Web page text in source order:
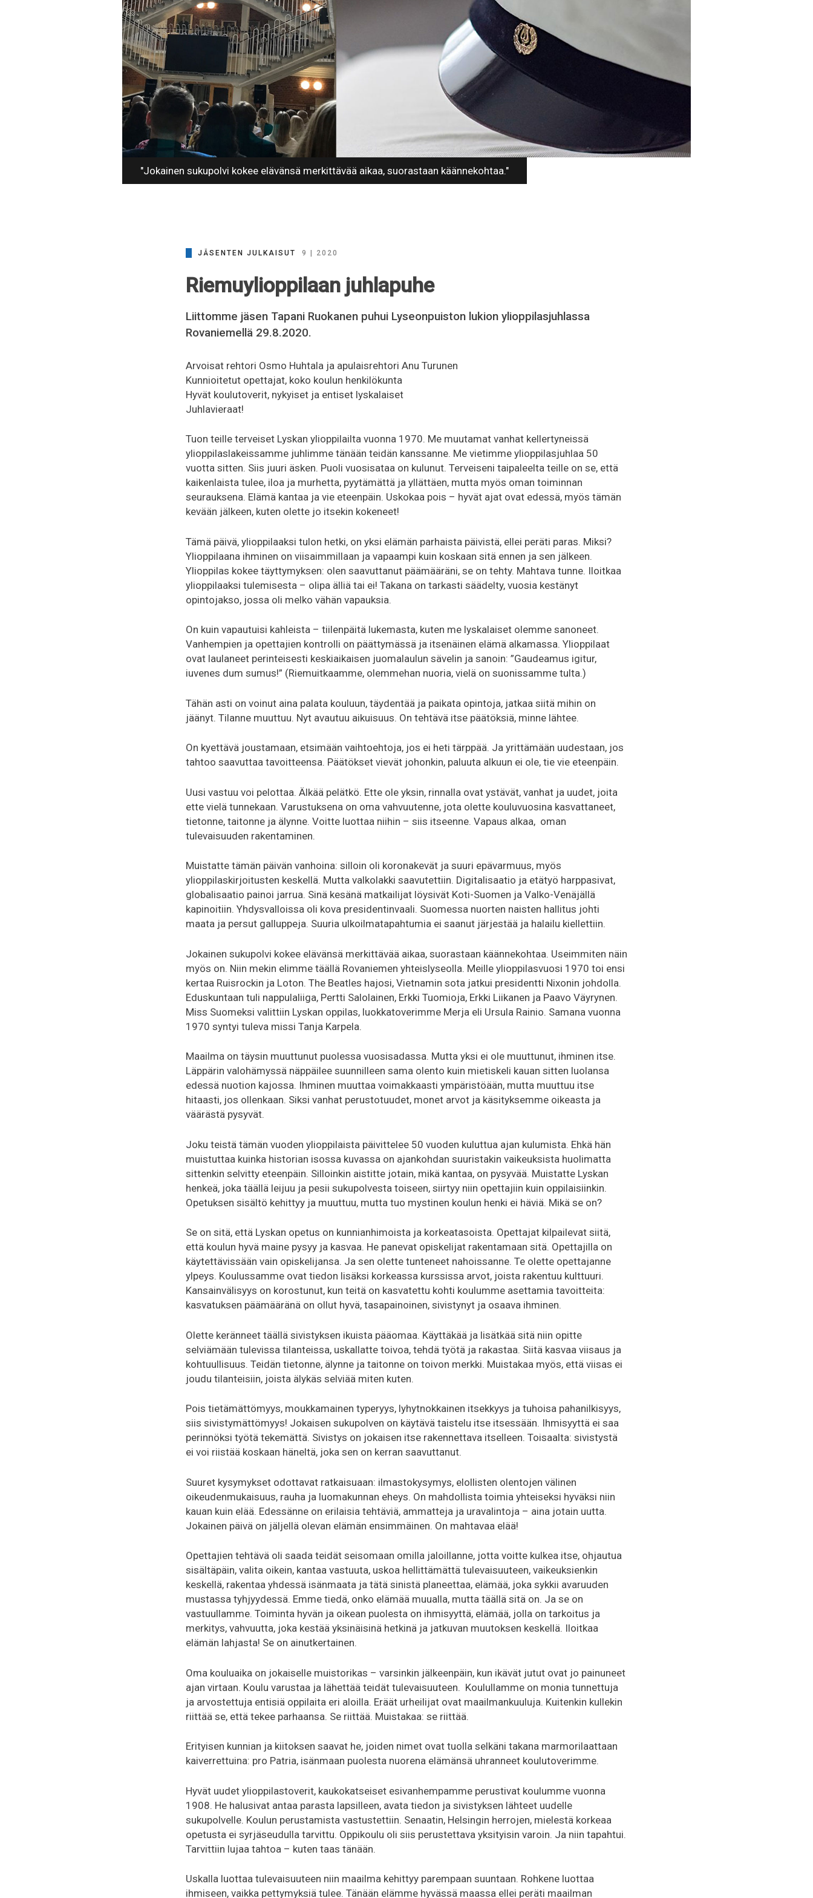
"Jokainen sukupolvi kokee elävänsä merkittävää aikaa, suorastaan käännekohtaa."
JÄSENTEN JULKAISUT 9 | 2020
Riemuylioppilaan juhlapuhe
Liittomme jäsen Tapani Ruokanen puhui Lyseonpuiston lukion ylioppilasjuhlassa
Rovaniemellä 29.8.2020.
Arvoisat rehtori Osmo Huhtala ja apulaisrehtori Anu Turunen
Kunnioitetut opettajat, koko koulun henkilökunta
Hyvät koulutoverit, nykyiset ja entiset lyskalaiset
Juhlavieraat!
Tuon teille terveiset Lyskan ylioppilailta vuonna 1970. Me muutamat vanhat kellertyneissä
ylioppilaslakeissamme juhlimme tänään teidän kanssanne. Me vietimme ylioppilasjuhlaa 50
vuotta sitten. Siis juuri äsken. Puoli vuosisataa on kulunut. Terveiseni taipaleelta teille on se, että
kaikenlaista tulee, iloa ja murhetta, pyytämättä ja yllättäen, mutta myös oman toiminnan
seurauksena. Elämä kantaa ja vie eteenpäin. Uskokaa pois – hyvät ajat ovat edessä, myös tämän
kevään jälkeen, kuten olette jo itsekin kokeneet!
Tämä päivä, ylioppilaaksi tulon hetki, on yksi elämän parhaista päivistä, ellei peräti paras. Miksi?
Ylioppilaana ihminen on viisaimmillaan ja vapaampi kuin koskaan sitä ennen ja sen jälkeen.
Ylioppilas kokee täyttymyksen: olen saavuttanut päämääräni, se on tehty. Mahtava tunne. Iloitkaa
ylioppilaaksi tulemisesta – olipa älliä tai ei! Takana on tarkasti säädelty, vuosia kestänyt
opintojakso, jossa oli melko vähän vapauksia.
On kuin vapautuisi kahleista – tiilenpäitä lukemasta, kuten me lyskalaiset olemme sanoneet.
Vanhempien ja opettajien kontrolli on päättymässä ja itsenäinen elämä alkamassa. Ylioppilaat
ovat laulaneet perinteisesti keskiaikaisen juomalaulun sävelin ja sanoin: ”Gaudeamus igitur,
iuvenes dum sumus!” (Riemuitkaamme, olemmehan nuoria, vielä on suonissamme tulta.)
Tähän asti on voinut aina palata kouluun, täydentää ja paikata opintoja, jatkaa siitä mihin on
jäänyt. Tilanne muuttuu. Nyt avautuu aikuisuus. On tehtävä itse päätöksiä, minne lähtee.
On kyettävä joustamaan, etsimään vaihtoehtoja, jos ei heti tärppää. Ja yrittämään uudestaan, jos
tahtoo saavuttaa tavoitteensa. Päätökset vievät johonkin, paluuta alkuun ei ole, tie vie eteenpäin.
Uusi vastuu voi pelottaa. Älkää pelätkö. Ette ole yksin, rinnalla ovat ystävät, vanhat ja uudet, joita
ette vielä tunnekaan. Varustuksena on oma vahvuutenne, jota olette kouluvuosina kasvattaneet,
tietonne, taitonne ja älynne. Voitte luottaa niihin – siis itseenne. Vapaus alkaa, oman
tulevaisuuden rakentaminen.
Muistatte tämän päivän vanhoina: silloin oli koronakevät ja suuri epävarmuus, myös
ylioppilaskirjoitusten keskellä. Mutta valkolakki saavutettiin. Digitalisaatio ja etätyö harppasivat,
globalisaatio painoi jarrua. Sinä kesänä matkailijat löysivät Koti-Suomen ja Valko-Venäjällä
kapinoitiin. Yhdysvalloissa oli kova presidentinvaali. Suomessa nuorten naisten hallitus johti
maata ja persut galluppeja. Suuria ulkoilmatapahtumia ei saanut järjestää ja halailu kiellettiin.
Jokainen sukupolvi kokee elävänsä merkittävää aikaa, suorastaan käännekohtaa. Useimmiten näin
myös on. Niin mekin elimme täällä Rovaniemen yhteislyseolla. Meille ylioppilasvuosi 1970 toi ensi
kertaa Ruisrockin ja Loton. The Beatles hajosi, Vietnamin sota jatkui presidentti Nixonin johdolla.
Eduskuntaan tuli nappulaliiga, Pertti Salolainen, Erkki Tuomioja, Erkki Liikanen ja Paavo Väyrynen.
Miss Suomeksi valittiin Lyskan oppilas, luokkatoverimme Merja eli Ursula Rainio. Samana vuonna
1970 syntyi tuleva missi Tanja Karpela.
Maailma on täysin muuttunut puolessa vuosisadassa. Mutta yksi ei ole muuttunut, ihminen itse.
Läppärin valohämyssä näppäilee suunnilleen sama olento kuin mietiskeli kauan sitten luolansa
edessä nuotion kajossa. Ihminen muuttaa voimakkaasti ympäristöään, mutta muuttuu itse
hitaasti, jos ollenkaan. Siksi vanhat perustotuudet, monet arvot ja käsityksemme oikeasta ja
väärästä pysyvät.
Joku teistä tämän vuoden ylioppilaista päivittelee 50 vuoden kuluttua ajan kulumista. Ehkä hän
muistuttaa kuinka historian isossa kuvassa on ajankohdan suuristakin vaikeuksista huolimatta
sittenkin selvitty eteenpäin. Silloinkin aistitte jotain, mikä kantaa, on pysyvää. Muistatte Lyskan
henkeä, joka täällä leijuu ja pesii sukupolvesta toiseen, siirtyy niin opettajiin kuin oppilaisiinkin.
Opetuksen sisältö kehittyy ja muuttuu, mutta tuo mystinen koulun henki ei häviä. Mikä se on?
Se on sitä, että Lyskan opetus on kunnianhimoista ja korkeatasoista. Opettajat kilpailevat siitä,
että koulun hyvä maine pysyy ja kasvaa. He panevat opiskelijat rakentamaan sitä. Opettajilla on
käytettävissään vain opiskelijansa. Ja sen olette tunteneet nahoissanne. Te olette opettajanne
ylpeys. Koulussamme ovat tiedon lisäksi korkeassa kurssissa arvot, joista rakentuu kulttuuri.
Kansainvälisyys on korostunut, kun teitä on kasvatettu kohti koulumme asettamia tavoitteita:
kasvatuksen päämääränä on ollut hyvä, tasapainoinen, sivistynyt ja osaava ihminen.
Olette keränneet täällä sivistyksen ikuista pääomaa. Käyttäkää ja lisätkää sitä niin opitte
selviämään tulevissa tilanteissa, uskallatte toivoa, tehdä työtä ja rakastaa. Siitä kasvaa viisaus ja
kohtuullisuus. Teidän tietonne, älynne ja taitonne on toivon merkki. Muistakaa myös, että viisas ei
joudu tilanteisiin, joista älykäs selviää miten kuten.
Pois tietämättömyys, moukkamainen typeryys, lyhytnokkainen itsekkyys ja tuhoisa pahanilkisyys,
siis sivistymättömyys! Jokaisen sukupolven on käytävä taistelu itse itsessään. Ihmisyyttä ei saa
perinnöksi työtä tekemättä. Sivistys on jokaisen itse rakennettava itselleen. Toisaalta: sivistystä
ei voi riistää koskaan häneltä, joka sen on kerran saavuttanut.
Suuret kysymykset odottavat ratkaisuaan: ilmastokysymys, elollisten olentojen välinen
oikeudenmukaisuus, rauha ja luomakunnan eheys. On mahdollista toimia yhteiseksi hyväksi niin
kauan kuin elää. Edessänne on erilaisia tehtäviä, ammatteja ja uravalintoja – aina jotain uutta.
Jokainen päivä on jäljellä olevan elämän ensimmäinen. On mahtavaa elää!
Opettajien tehtävä oli saada teidät seisomaan omilla jaloillanne, jotta voitte kulkea itse, ohjautua
sisältäpäin, valita oikein, kantaa vastuuta, uskoa hellittämättä tulevaisuuteen, vaikeuksienkin
keskellä, rakentaa yhdessä isänmaata ja tätä sinistä planeettaa, elämää, joka sykkii avaruuden
mustassa tyhjyydessä. Emme tiedä, onko elämää muualla, mutta täällä sitä on. Ja se on
vastuullamme. Toiminta hyvän ja oikean puolesta on ihmisyyttä, elämää, jolla on tarkoitus ja
merkitys, vahvuutta, joka kestää yksinäisinä hetkinä ja jatkuvan muutoksen keskellä. Iloitkaa
elämän lahjasta! Se on ainutkertainen.
Oma kouluaika on jokaiselle muistorikas – varsinkin jälkeenpäin, kun ikävät jutut ovat jo painuneet
ajan virtaan. Koulu varustaa ja lähettää teidät tulevaisuuteen. Koulullamme on monia tunnettuja
ja arvostettuja entisiä oppilaita eri aloilla. Eräät urheilijat ovat maailmankuuluja. Kuitenkin kullekin
riittää se, että tekee parhaansa. Se riittää. Muistakaa: se riittää.
Erityisen kunnian ja kiitoksen saavat he, joiden nimet ovat tuolla selkäni takana marmorilaattaan
kaiverrettuina: pro Patria, isänmaan puolesta nuorena elämänsä uhranneet koulutoverimme.
Hyvät uudet ylioppilastoverit, kaukokatseiset esivanhempamme perustivat koulumme vuonna
1908. He halusivat antaa parasta lapsilleen, avata tiedon ja sivistyksen lähteet uudelle
sukupolvelle. Koulun perustamista vastustettiin. Senaatin, Helsingin herrojen, mielestä korkeaa
opetusta ei syrjäseudulla tarvittu. Oppikoulu oli siis perustettava yksityisin varoin. Ja niin tapahtui.
Tarvittiin lujaa tahtoa – kuten taas tänään.
Uskalla luottaa tulevaisuuteen niin maailma kehittyy parempaan suuntaan. Rohkene luottaa
ihmiseen, vaikka pettymyksiä tulee. Tänään elämme hyvässä maassa ellei peräti maailman